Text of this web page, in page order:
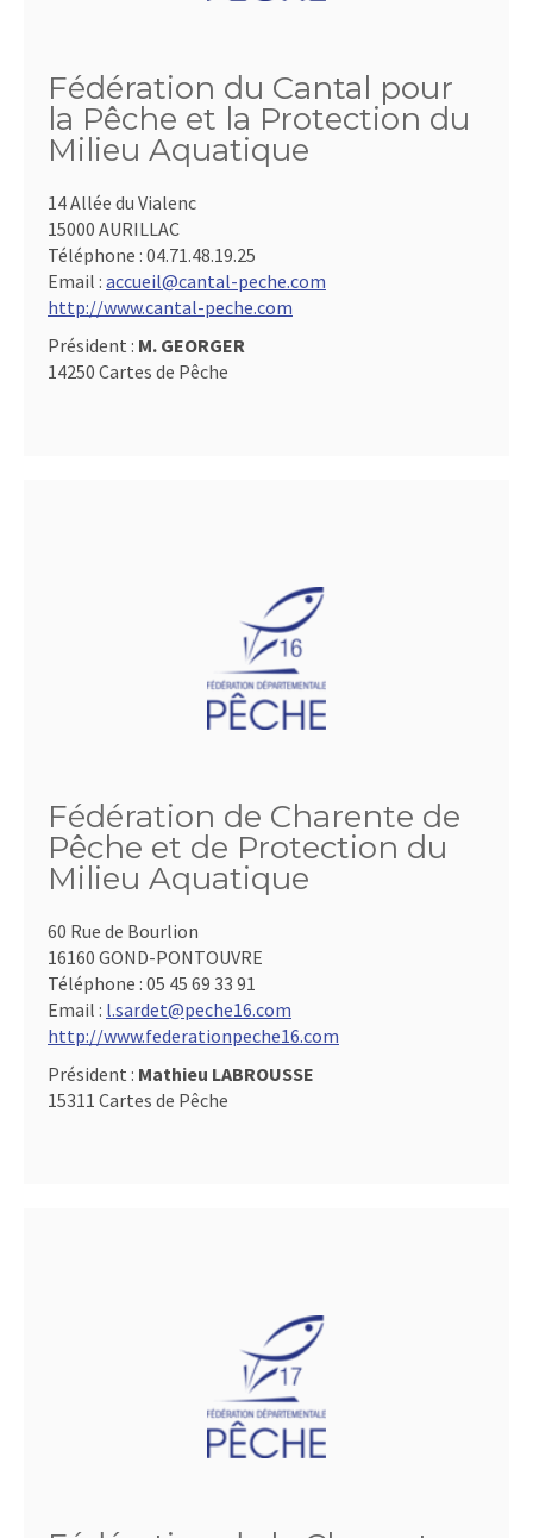
Fédération du Cantal pour
la Pêche et la Protection du
Milieu Aquatique
14 Allée du Vialenc
15000 AURILLAC
Téléphone : 04.71.48.19.25
Email : accueil@cantal-peche.com
http://www.cantal-peche.com
Président : M. GEORGER
14250 Cartes de Pêche
Fédération de Charente de
Pêche et de Protection du
Milieu Aquatique
60 Rue de Bourlion
16160 GOND-PONTOUVRE
Téléphone : 05 45 69 33 91
Email : l.sardet@peche16.com
http://www.federationpeche16.com
Président : Mathieu LABROUSSE
15311 Cartes de Pêche